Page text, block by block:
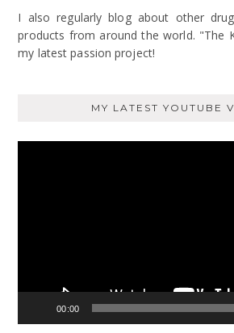
I also regularly blog about other
products from around the world. "The
my latest passion project!
MY LATEST YOUTUBE
00:00